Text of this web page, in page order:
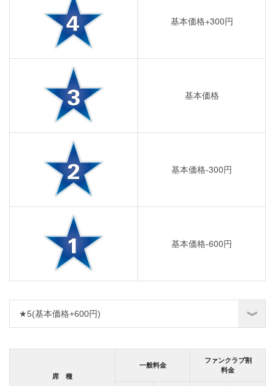
基本価格+300円
基本価格
基本価格-300円
基本価格-600円
席 種
一般料金
ファンクラブ割
料金